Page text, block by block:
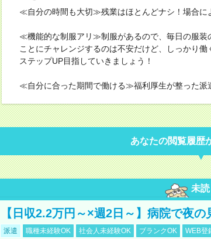
≪自分の時間も大切≫残業はほとんどナシ！場合に
≪機能的な制服アリ≫制服があるので、毎日の服
ことにチャレンジするのは不安だけど、しっかり
ステップUP目指していきましょう！
≪自分に合った期間で働ける≫福利厚生が整った派
あなたの閲覧履歴
未読
【日収2.2万円～×週2日～】病院で夜
派遣 職種未経験OK 社会人未経験OK ブランクOK WEB登